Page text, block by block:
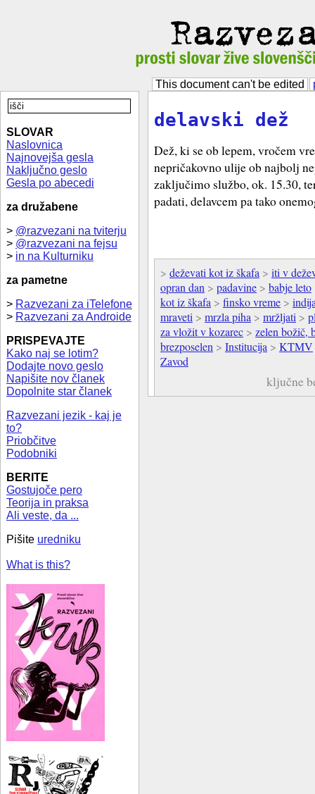
This document can't be edited
SLOVAR
Naslovnica
Najnovejša gesla
Naključno geslo
Gesla po abecedi
za družabene
> @razvezani na tviterju
> @razvezani na fejsu
> in na Kulturniku
za pametne
> Razvezani za iTelefone
> Razvezani za Androide
PRISPEVAJTE
Kako naj se lotim?
Dodajte novo geslo
Napišite nov članek
Dopolnite star članek
Razvezani jezik - kaj je
to?
Priobčitve
Podobniki
BERITE
Gostujoče pero
Teorija in praksa
Ali veste, da ...
Pišite uredniku
What is this?
delavski dež
Dež, ki se ob lepem, vročem
nepričakovno ulije ob najbolj
zaključimo službo, ok. 15.30,
padati, delavcem pa tako
> deževati kot iz škafa > iti v
opran dan > padavine > babje leto
kot iz škafa > finsko vreme >
mraveti > mrzla piha > mržljati >
za vložit v kozarec > zelen božič,
brezposelen > Institucija > KTMV
Zavod
ključne